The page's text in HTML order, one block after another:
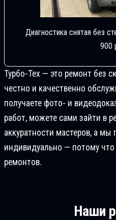
Диагностика снятая без
900
Турбо-Тех — это ремонт без
честно и качественно
получаете фото- и
работ, можете сами зайти в
аккуратности мастеров, а
индивидуально — потому
ремонтов.
Наши